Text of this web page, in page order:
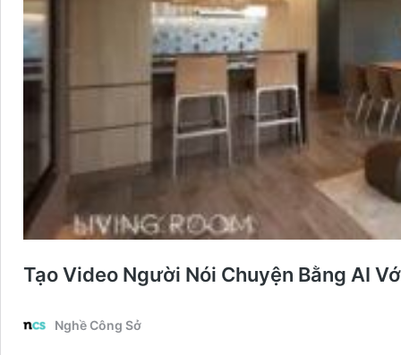
Tạo Video Người Nói Chuyện Bằng AI
Nghề Công Sở